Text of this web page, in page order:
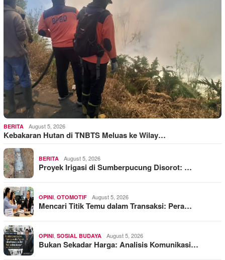
BERITA August 5, 2026
Kebakaran Hutan di TNBTS Meluas ke Wilay…
BERITA August 5, 2026
Proyek Irigasi di Sumberpucung Disorot: …
OPINI OTOMOTIF August 5, 2026
Mencari Titik Temu dalam Transaksi: Pera…
OPINI SOSIAL BUDAYA August 5, 2026
Bukan Sekadar Harga: Analisis Komunikasi…